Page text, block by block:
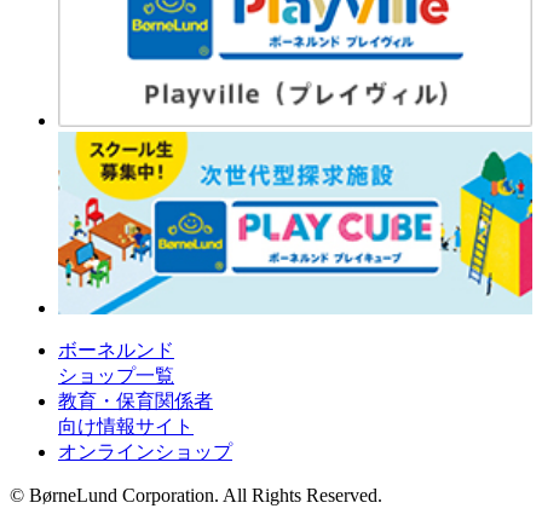
ボーネルンド
ショップ一覧
教育・保育関係者
向け情報サイト
オンラインショップ
© BørneLund Corporation. All Rights Reserved.